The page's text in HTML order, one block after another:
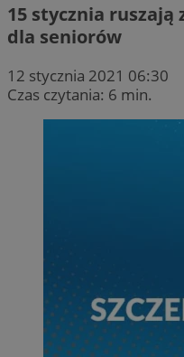
15 stycznia ruszają
dla seniorów
12 stycznia 2021 06:30
Czas czytania: 6 min.